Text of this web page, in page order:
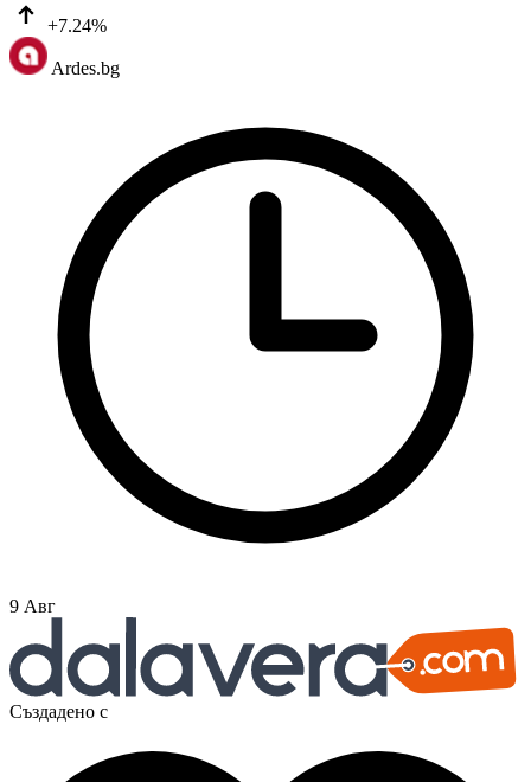
+7.24%
Ardes.bg
9 Авг
Създадено с